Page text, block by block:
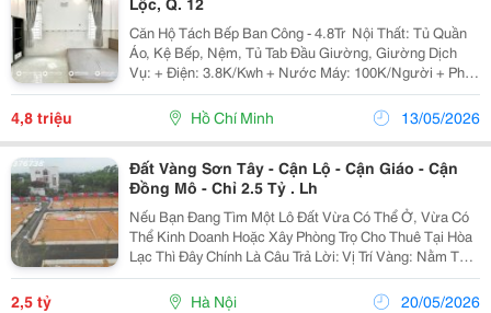
Căn Hộ Tách Bếp Ban Công - 4.8Tr ️ Nội Thất: Tủ Quần
Áo, Kệ Bếp, Nệm, Tủ Tab Đầu Giường, Giường Dịch
Vụ: + Điện: 3.8K/Kwh + Nước Máy: 100K/Người + Phí
Dịch Vụ: 150K/Phòng Tiện Ích: Tự Do, Cổng Vân Tay,
Nuôi Thú Cưng, Camera 24/24,...
4,8 triệu Hồ Chí Minh 13/05/2026
Đất Vàng Sơn Tây - Cận Lộ - Cận Giáo - Cận
Đồng Mô - Chỉ 2.5 Tỷ . Lh
Nếu Bạn Đang Tìm Một Lô Đất Vừa Có Thể Ở, Vừa Có
Thể Kinh Doanh Hoặc Xây Phòng Trọ Cho Thuê Tại Hòa
Lạc Thì Đây Chính Là Câu Trả Lời: Vị Trí Vàng: Nằm Tại
Làn 2 Đường Ql21, Sát Cổng 8 Trường Đại Học Quốc
Gia Hà Nội &Ndash; Nguồn Khách Hàng Tiềm...
2,5 tỷ Hà Nội 20/05/2026